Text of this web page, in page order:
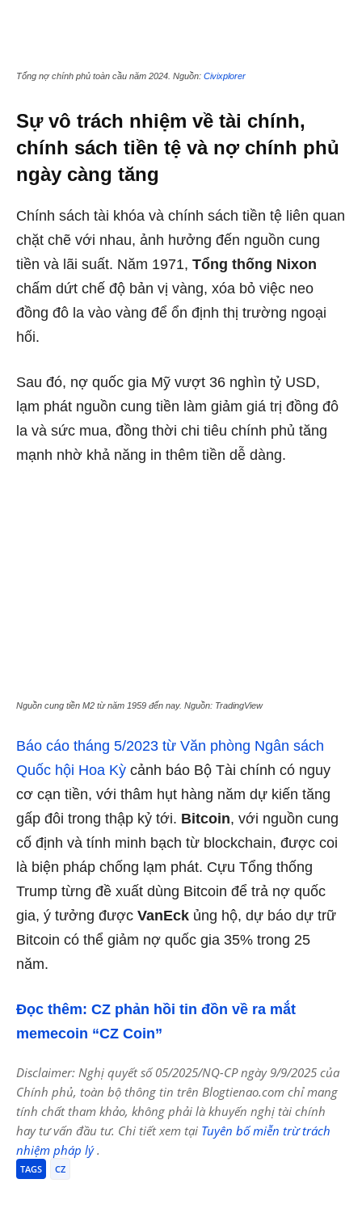
Tổng nợ chính phủ toàn cầu năm 2024. Nguồn: Civixplorer
Sự vô trách nhiệm về tài chính,
chính sách tiền tệ và nợ chính phủ
ngày càng tăng
Chính sách tài khóa và chính sách tiền tệ liên quan
chặt chẽ với nhau, ảnh hưởng đến nguồn cung
tiền và lãi suất. Năm 1971, Tổng thống Nixon
chấm dứt chế độ bản vị vàng, xóa bỏ việc neo
đồng đô la vào vàng để ổn định thị trường ngoại
hối.
Sau đó, nợ quốc gia Mỹ vượt 36 nghìn tỷ USD,
lạm phát nguồn cung tiền làm giảm giá trị đồng đô
la và sức mua, đồng thời chi tiêu chính phủ tăng
mạnh nhờ khả năng in thêm tiền dễ dàng.
Nguồn cung tiền M2 từ năm 1959 đến nay. Nguồn: TradingView
Báo cáo tháng 5/2023 từ Văn phòng Ngân sách
Quốc hội Hoa Kỳ cảnh báo Bộ Tài chính có nguy
cơ cạn tiền, với thâm hụt hàng năm dự kiến tăng
gấp đôi trong thập kỷ tới. Bitcoin, với nguồn cung
cố định và tính minh bạch từ blockchain, được coi
là biện pháp chống lạm phát. Cựu Tổng thống
Trump từng đề xuất dùng Bitcoin để trả nợ quốc
gia, ý tưởng được VanEck ủng hộ, dự báo dự trữ
Bitcoin có thể giảm nợ quốc gia 35% trong 25
năm.
Đọc thêm: CZ phản hồi tin đồn về ra mắt
memecoin “CZ Coin”
Disclaimer: Nghị quyết số 05/2025/NQ-CP ngày 9/9/2025 của
Chính phủ, toàn bộ thông tin trên Blogtienao.com chỉ mang
tính chất tham khảo, không phải là khuyến nghị tài chính
hay tư vấn đầu tư. Chi tiết xem tại Tuyên bố miễn trừ trách
nhiệm pháp lý.
TAGS CZ